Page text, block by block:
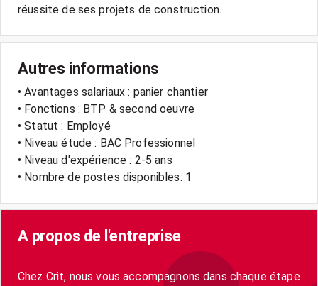
Autres informations
• Avantages salariaux : panier chantier
• Fonctions : BTP & second oeuvre
• Statut : Employé
• Niveau étude : BAC Professionnel
• Niveau d'expérience : 2-5 ans
• Nombre de postes disponibles: 1
A propos de l'entreprise
Chez Crit, nous vous accompagnons dans chaque étape